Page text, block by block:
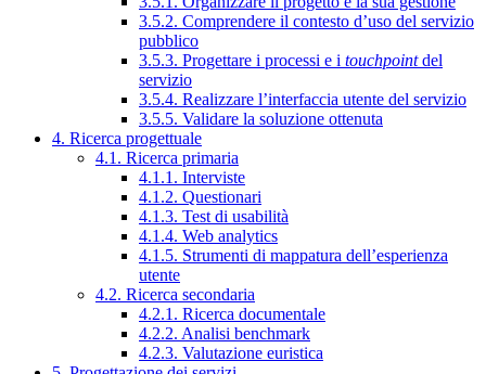
3.5.2. Comprendere il contesto d’uso del servizio
pubblico
3.5.3. Progettare i processi e i touchpointdel
servizio
3.5.4. Realizzare l’interfaccia utente del servizio
3.5.5. Validare la soluzione ottenuta
4. Ricerca progettuale
4.1. Ricerca primaria
4.1.1. Interviste
4.1.2. Questionari
4.1.3. Test di usabilità
4.1.4. Web analytics
4.1.5. Strumenti di mappatura dell’esperienza
utente
4.2. Ricerca secondaria
4.2.1. Ricerca documentale
4.2.2. Analisi benchmark
4.2.3. Valutazione euristica